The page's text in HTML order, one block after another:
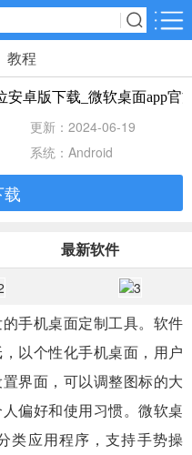
棋牌游戏
卡牌战略
教程
卓版下载_微软桌面app官
更新：2024-06-19
系统：Android
最新软件
手机桌面定制工具。软件
以个性化手机桌面，用户
界面，可以调整图标的大
偏好和使用习惯。微软桌
类应用程序，支持手势操